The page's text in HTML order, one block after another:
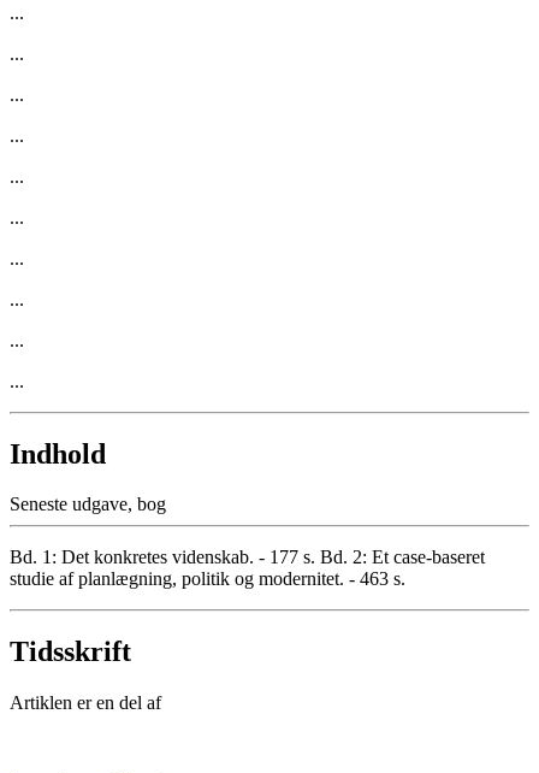
...
...
...
...
...
...
...
...
...
...
Indhold
Seneste udgave, bog
Bd. 1: Det konkretes videnskab. - 177 s. Bd. 2: Et case-baseret
studie af planlægning, politik og modernitet. - 463 s.
Tidsskrift
Artiklen er en del af